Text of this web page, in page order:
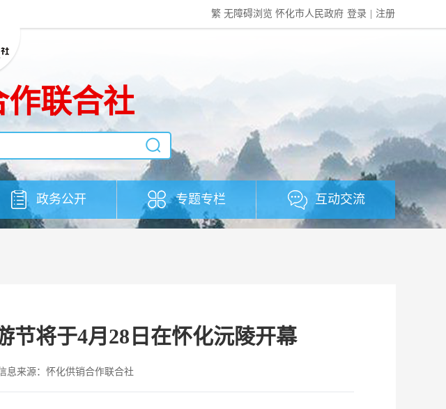
繁 无障碍浏览 怀化市人民政府 登录 注册
联合社
政务公开 专题专栏 互动交流
节将于4月28日在怀化沅陵开幕
息来源：怀化供销合作联合社